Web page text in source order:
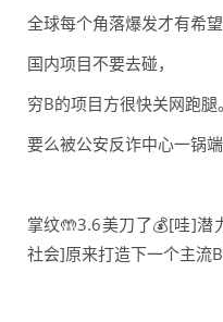
全球每个角落爆发才有希望
国内项目不要去碰，
穷B的项目方很快关网跑腿。
要么被公安反诈中心一锅端
掌纹🤲3.6美刀了💰[哇]潜
社会]原来打造下一个主流